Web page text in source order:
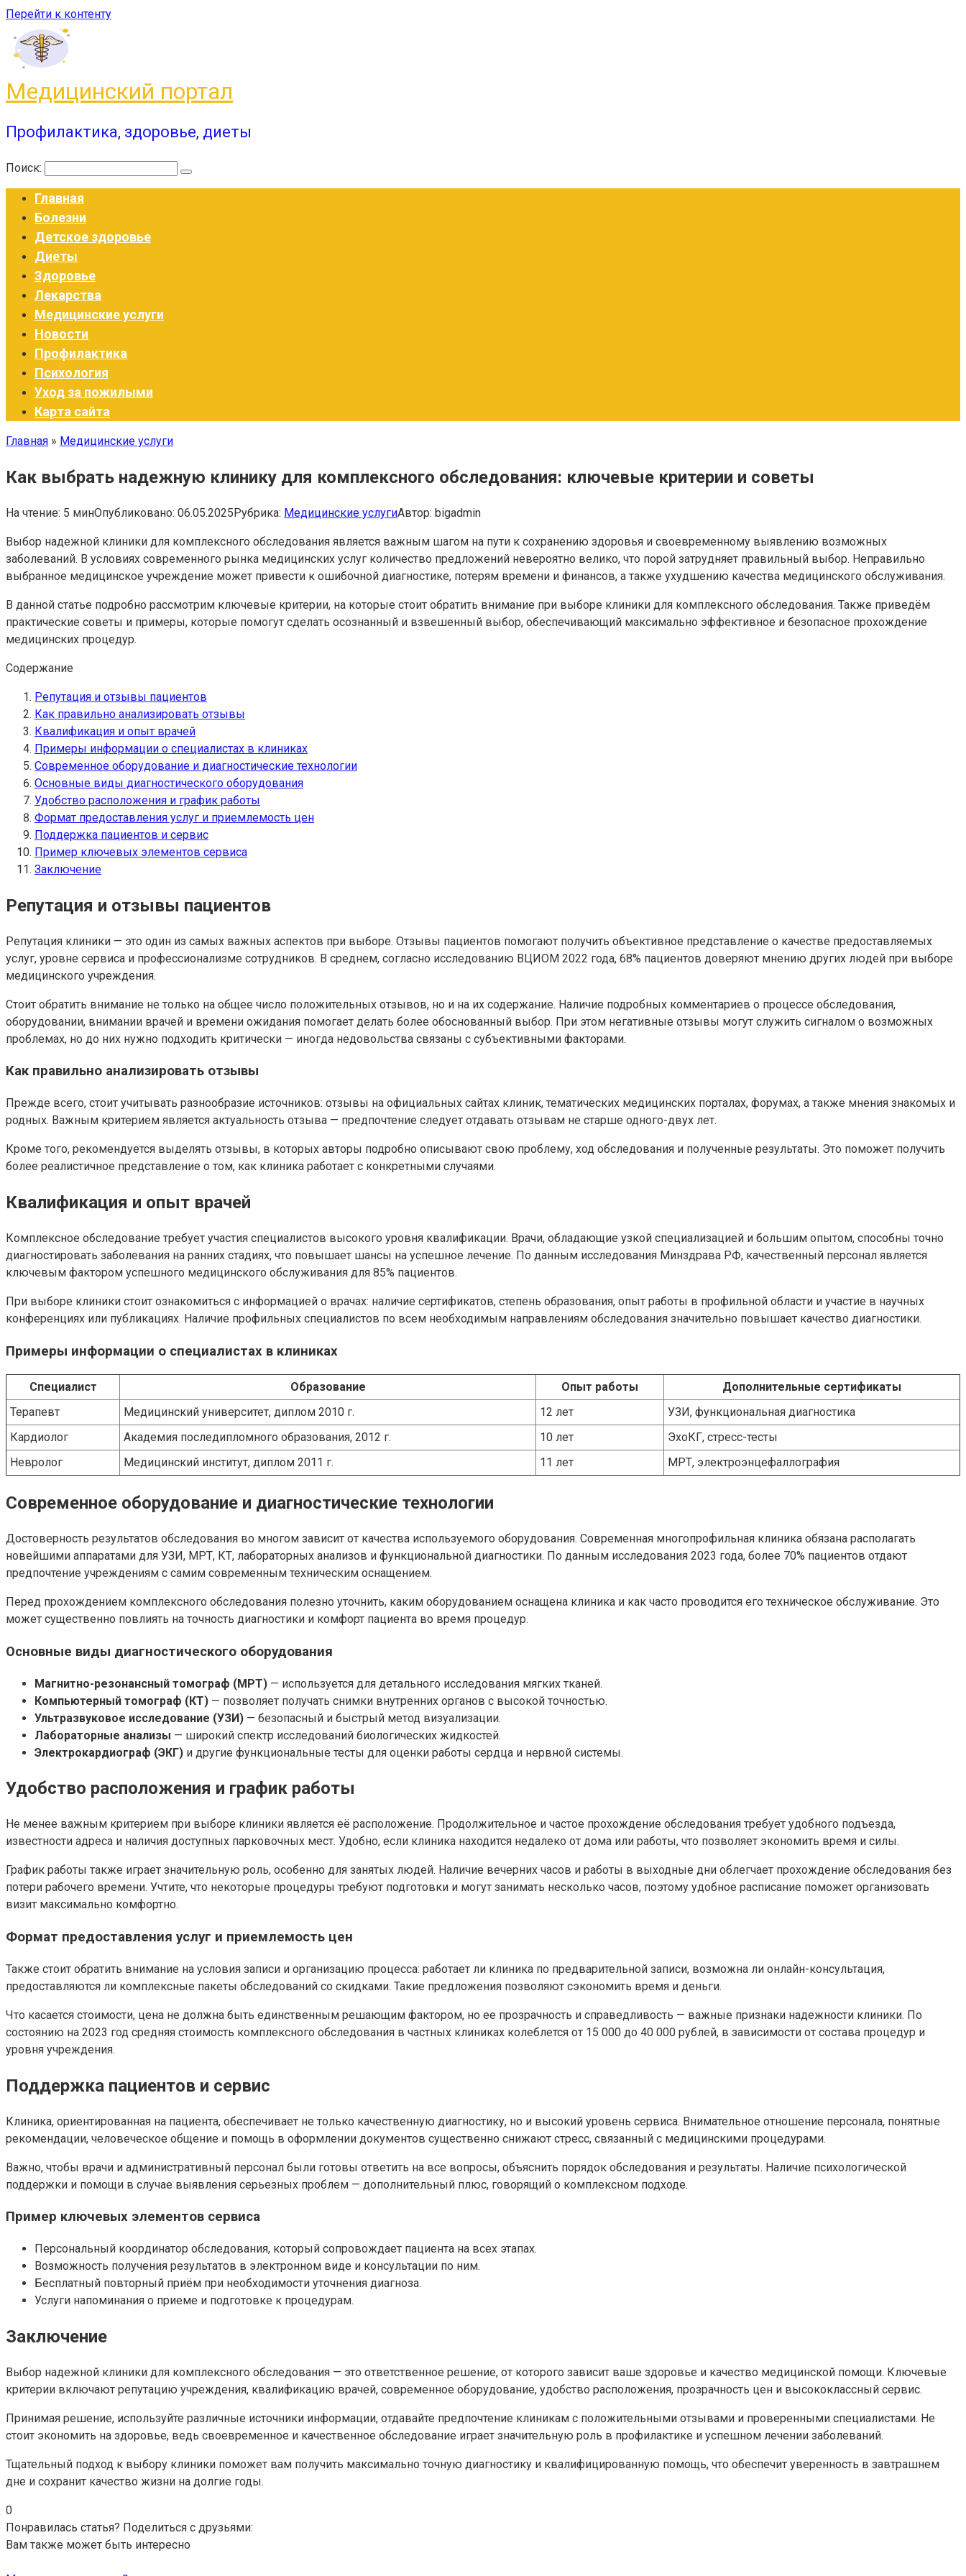
Перейти к контенту
Медицинский портал
Профилактика, здоровье, диеты
Поиск:
Главная
Болезни
Детское здоровье
Диеты
Здоровье
Лекарства
Медицинские услуги
Новости
Профилактика
Психология
Уход за пожилыми
Карта сайта
Главная » Медицинские услуги
Как выбрать надежную клинику для комплексного обследования: ключевые критерии и советы
На чтение: 5 минОпубликовано: 06.05.2025Рубрика: Медицинские услугиАвтор: bigadmin
Выбор надежной клиники для комплексного обследования является важным шагом на пути к сохранению здоровья и своевременному выявлению возможных
заболеваний. В условиях современного рынка медицинских услуг количество предложений невероятно велико, что порой затрудняет правильный выбор. Неправильно
выбранное медицинское учреждение может привести к ошибочной диагностике, потерям времени и финансов, а также ухудшению качества медицинского обслуживания.
В данной статье подробно рассмотрим ключевые критерии, на которые стоит обратить внимание при выборе клиники для комплексного обследования. Также приведём
практические советы и примеры, которые помогут сделать осознанный и взвешенный выбор, обеспечивающий максимально эффективное и безопасное прохождение
медицинских процедур.
Содержание
Репутация и отзывы пациентов
Как правильно анализировать отзывы
Квалификация и опыт врачей
Примеры информации о специалистах в клиниках
Современное оборудование и диагностические технологии
Основные виды диагностического оборудования
Удобство расположения и график работы
Формат предоставления услуг и приемлемость цен
Поддержка пациентов и сервис
Пример ключевых элементов сервиса
Заключение
Репутация и отзывы пациентов
Репутация клиники — это один из самых важных аспектов при выборе. Отзывы пациентов помогают получить объективное представление о качестве предоставляемых
услуг, уровне сервиса и профессионализме сотрудников. В среднем, согласно исследованию ВЦИОМ 2022 года, 68% пациентов доверяют мнению других людей при выборе
медицинского учреждения.
Стоит обратить внимание не только на общее число положительных отзывов, но и на их содержание. Наличие подробных комментариев о процессе обследования,
оборудовании, внимании врачей и времени ожидания помогает делать более обоснованный выбор. При этом негативные отзывы могут служить сигналом о возможных
проблемах, но до них нужно подходить критически — иногда недовольства связаны с субъективными факторами.
Как правильно анализировать отзывы
Прежде всего, стоит учитывать разнообразие источников: отзывы на официальных сайтах клиник, тематических медицинских порталах, форумах, а также мнения знакомых и
родных. Важным критерием является актуальность отзыва — предпочтение следует отдавать отзывам не старше одного-двух лет.
Кроме того, рекомендуется выделять отзывы, в которых авторы подробно описывают свою проблему, ход обследования и полученные результаты. Это поможет получить
более реалистичное представление о том, как клиника работает с конкретными случаями.
Квалификация и опыт врачей
Комплексное обследование требует участия специалистов высокого уровня квалификации. Врачи, обладающие узкой специализацией и большим опытом, способны точно
диагностировать заболевания на ранних стадиях, что повышает шансы на успешное лечение. По данным исследования Минздрава РФ, качественный персонал является
ключевым фактором успешного медицинского обслуживания для 85% пациентов.
При выборе клиники стоит ознакомиться с информацией о врачах: наличие сертификатов, степень образования, опыт работы в профильной области и участие в научных
конференциях или публикациях. Наличие профильных специалистов по всем необходимым направлениям обследования значительно повышает качество диагностики.
Примеры информации о специалистах в клиниках
Специалист Образование Опыт работы
Дополнительные сертификаты
Терапевт
Медицинский университет, диплом 2010 г. 12 лет
УЗИ, функциональная диагностика
Кардиолог
Академия последипломного образования, 2012 г. 10 лет
ЭхоКГ, стресс-тесты
Невролог
Медицинский институт, диплом 2011 г. 11 лет МРТ, электроэнцефаллография
Современное оборудование и диагностические технологии
Достоверность результатов обследования во многом зависит от качества используемого оборудования. Современная многопрофильная клиника обязана располагать
новейшими аппаратами для УЗИ, МРТ, КТ, лабораторных анализов и функциональной диагностики. По данным исследования 2023 года, более 70% пациентов отдают
предпочтение учреждениям с самим современным техническим оснащением.
Перед прохождением комплексного обследования полезно уточнить, каким оборудованием оснащена клиника и как часто проводится его техническое обслуживание. Это
может существенно повлиять на точность диагностики и комфорт пациента во время процедур.
Основные виды диагностического оборудования
Магнитно-резонансный томограф (МРТ) — используется для детального исследования мягких тканей.
Компьютерный томограф (КТ) — позволяет получать снимки внутренних органов с высокой точностью.
Ультразвуковое исследование (УЗИ) — безопасный и быстрый метод визуализации.
Лабораторные анализы — широкий спектр исследований биологических жидкостей.
Электрокардиограф (ЭКГ) и другие функциональные тесты для оценки работы сердца и нервной системы.
Удобство расположения и график работы
Не менее важным критерием при выборе клиники является её расположение. Продолжительное и частое прохождение обследования требует удобного подъезда,
известности адреса и наличия доступных парковочных мест. Удобно, если клиника находится недалеко от дома или работы, что позволяет экономить время и силы.
График работы также играет значительную роль, особенно для занятых людей. Наличие вечерних часов и работы в выходные дни облегчает прохождение обследования без
потери рабочего времени. Учтите, что некоторые процедуры требуют подготовки и могут занимать несколько часов, поэтому удобное расписание поможет организовать
визит максимально комфортно.
Формат предоставления услуг и приемлемость цен
Также стоит обратить внимание на условия записи и организацию процесса: работает ли клиника по предварительной записи, возможна ли онлайн-консультация,
предоставляются ли комплексные пакеты обследований со скидками. Такие предложения позволяют сэкономить время и деньги.
Что касается стоимости, цена не должна быть единственным решающим фактором, но ее прозрачность и справедливость — важные признаки надежности клиники. По
состоянию на 2023 год средняя стоимость комплексного обследования в частных клиниках колеблется от 15 000 до 40 000 рублей, в зависимости от состава процедур и
уровня учреждения.
Поддержка пациентов и сервис
Клиника, ориентированная на пациента, обеспечивает не только качественную диагностику, но и высокий уровень сервиса. Внимательное отношение персонала, понятные
рекомендации, человеческое общение и помощь в оформлении документов существенно снижают стресс, связанный с медицинскими процедурами.
Важно, чтобы врачи и административный персонал были готовы ответить на все вопросы, объяснить порядок обследования и результаты. Наличие психологической
поддержки и помощи в случае выявления серьезных проблем — дополнительный плюс, говорящий о комплексном подходе.
Пример ключевых элементов сервиса
Персональный координатор обследования, который сопровождает пациента на всех этапах.
Возможность получения результатов в электронном виде и консультации по ним.
Бесплатный повторный приём при необходимости уточнения диагноза.
Услуги напоминания о приеме и подготовке к процедурам.
Заключение
Выбор надежной клиники для комплексного обследования — это ответственное решение, от которого зависит ваше здоровье и качество медицинской помощи. Ключевые
критерии включают репутацию учреждения, квалификацию врачей, современное оборудование, удобство расположения, прозрачность цен и высококлассный сервис.
Принимая решение, используйте различные источники информации, отдавайте предпочтение клиникам с положительными отзывами и проверенными специалистами. Не
стоит экономить на здоровье, ведь своевременное и качественное обследование играет значительную роль в профилактике и успешном лечении заболеваний.
Тщательный подход к выбору клиники поможет вам получить максимально точную диагностику и квалифицированную помощь, что обеспечит уверенность в завтрашнем
дне и сохранит качество жизни на долгие годы.
0
Понравилась статья? Поделиться с друзьями:
Вам также может быть интересно